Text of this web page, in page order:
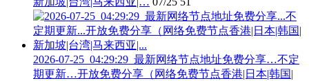
2026-07-25_04:29:29_最新网络节点地址免费分享…不定
期更新…开放免费分享（网络免费节点香港|日本|韩国|